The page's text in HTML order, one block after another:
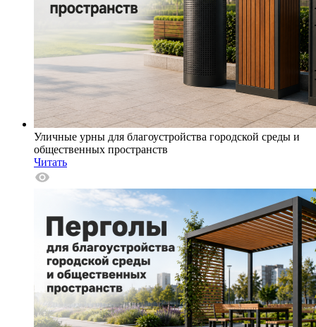
Уличные урны для благоустройства городской среды и
общественных пространств
Читать